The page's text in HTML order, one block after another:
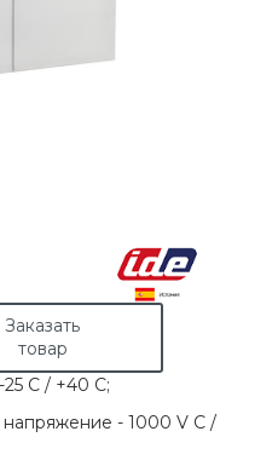
Заказать
товар
-25 C / +40 C;
- 1000 V C /